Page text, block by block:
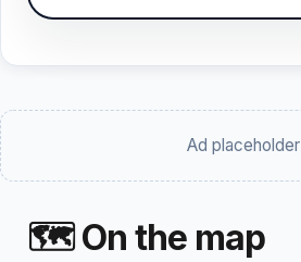
Ad placeholder
🗺 On the map